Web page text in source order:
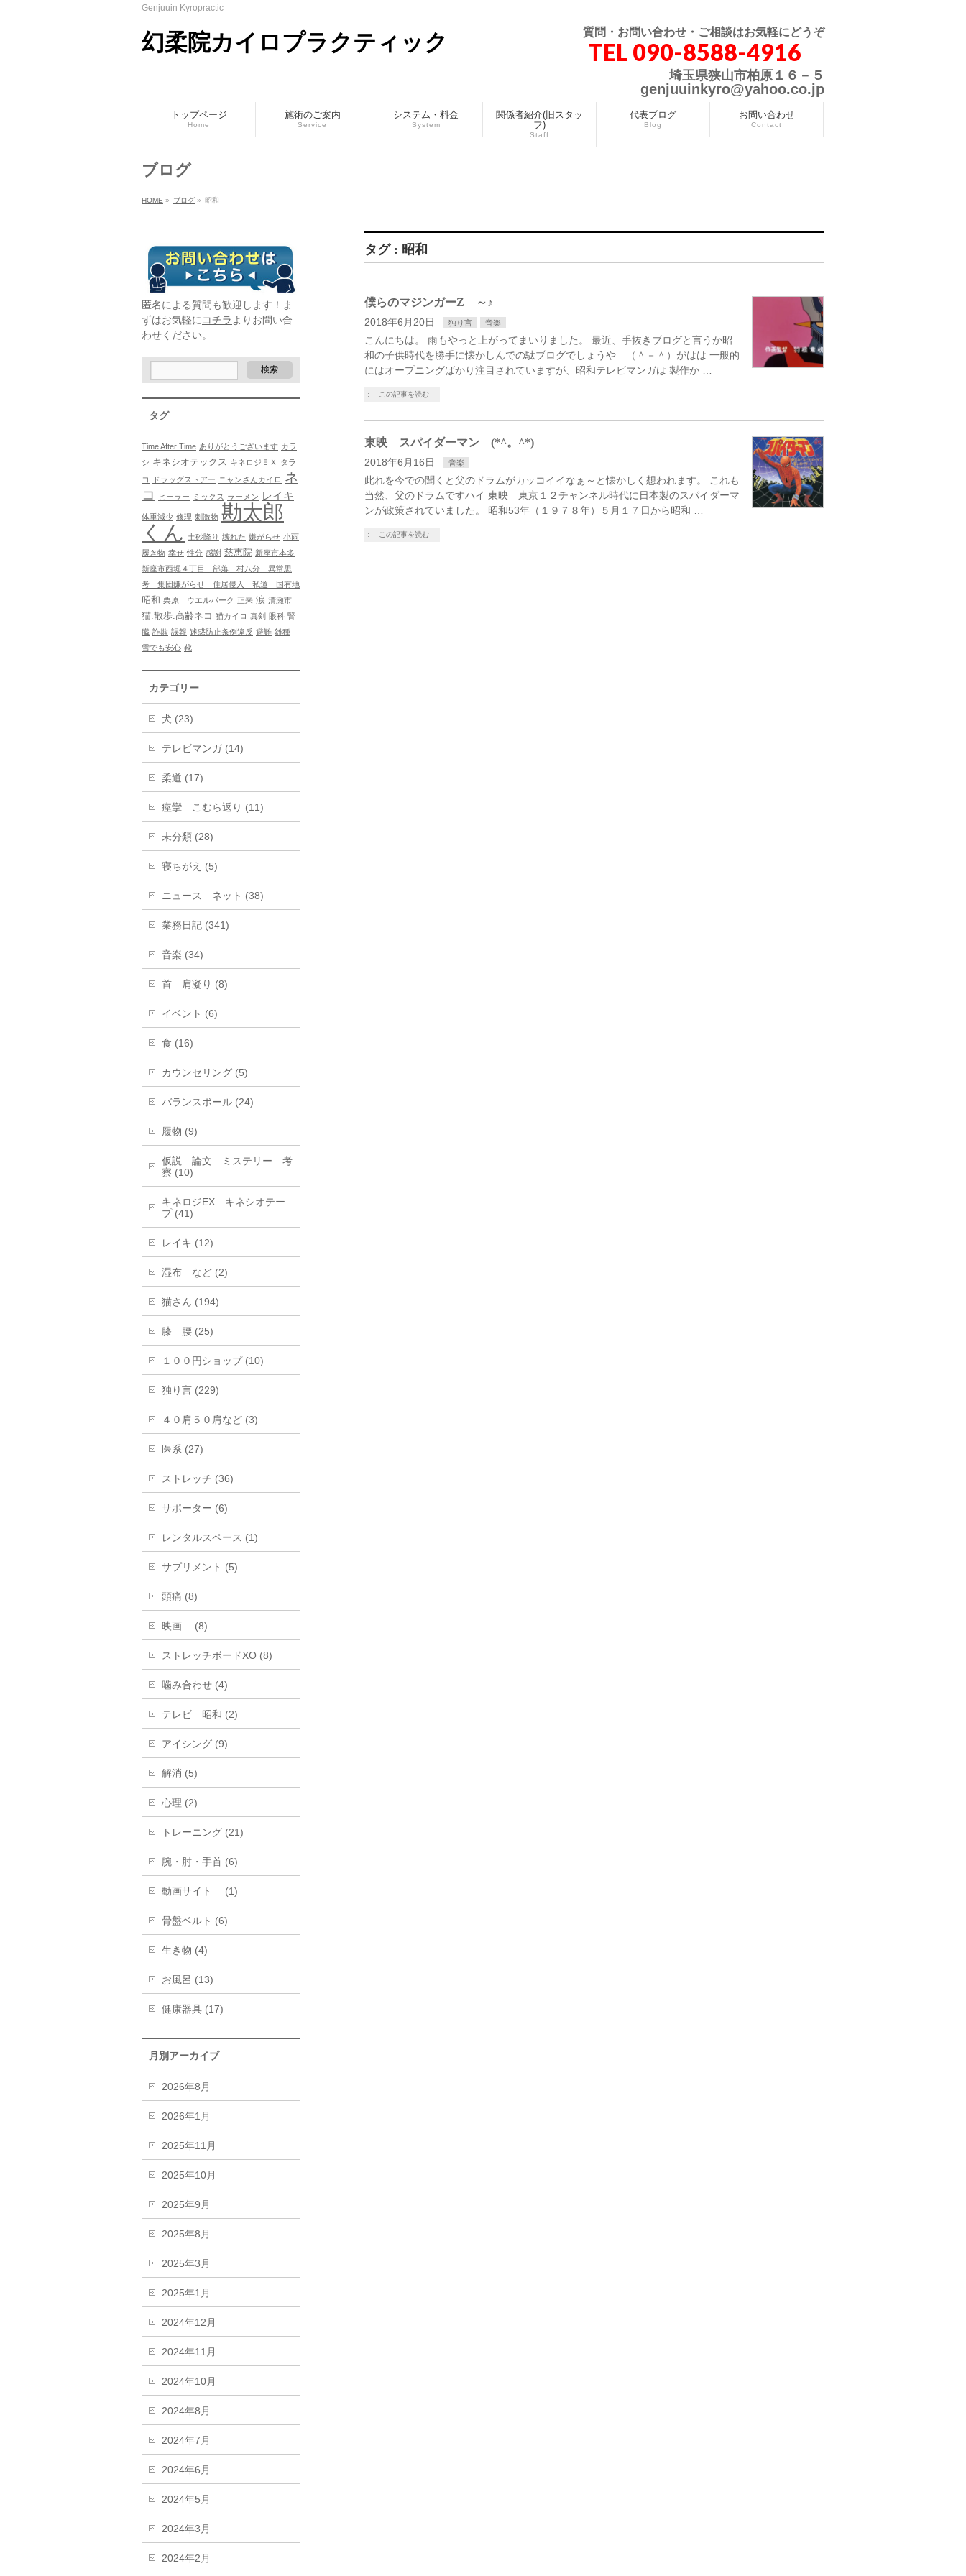
Genjuuin Kyropractic
幻柔院カイロプラクティック 質問・お問い合わせ・ご相談はお気軽にどうぞ
TEL 090-8588-4916
埼玉県狭山市柏原１６－５
genjuuinkyro@yahoo.co.jp
トップページ
Home
施術のご案内
Service
システム・料金
System
関係者紹介(旧スタッ
フ)
Staff
代表ブログ
Blog
お問い合わせ
Contact
ブログ
HOME » ブログ » 昭和
タグ : 昭和
僕らのマジンガーZ ～♪
2018年6月20日 独り言 音楽
こんにちは。 雨もやっと上がってまいりました。 最近、手抜きブログと言うか昭
和の子供時代を勝手に懐かしんでの駄ブログでしょうや （＾－＾）がはは 一般的
にはオープニングばかり注目されていますが、昭和テレビマンガは 製作か …
この記事を読む
東映 スパイダーマン (*^。^*)
2018年6月16日 音楽
此れを今での聞くと父のドラムがカッコイイなぁ～と懐かしく想われます。 これも
当然、父のドラムですハイ 東映 東京１２チャンネル時代に日本製のスパイダーマ
ンが政策されていました。 昭和53年（１９７８年）５月１７日から昭和 …
この記事を読む
匿名による質問も歓迎します！ま
ずはお気軽に コチラ よりお問い合
わせください。
タグ
Time After Time ありがとうございます カラ
シ キネシオテックス キネロジＥＸ
タラ
コ
ドラッグストアー ニャンさんカイロ ネ
コ
ヒーラー ミックス ラーメン レイキ
体重減少 修理 刺激物 勘太郎
くん
土砂降り 壊れた 嫌がらせ 小雨
履き物 幸せ 性分 感謝 慈恵院 新座市本多
新座市西堀４丁目 部落 村八分 異常思
考 集団嫌がらせ 住居侵入 私道 国有地
昭和 栗原 ウエルパーク 正来 涙 清瀬市
猫.散歩.高齢ネコ 猫カイロ 真剣 眼科 腎
臓 詐欺 誤報 迷惑防止条例違反 避難 雑種
雪でも安心 靴
カテゴリー
犬 (23)
テレビマンガ (14)
柔道 (17)
痙攣 こむら返り (11)
未分類 (28)
寝ちがえ (5)
ニュース ネット (38)
業務日記 (341)
音楽 (34)
首 肩凝り (8)
イベント (6)
食 (16)
カウンセリング (5)
バランスボール (24)
履物 (9)
仮説 論文 ミステリー 考
察 (10)
キネロジEX キネシオテー
プ (41)
レイキ (12)
湿布 など (2)
猫さん (194)
膝 腰 (25)
１００円ショップ (10)
独り言 (229)
４０肩５０肩など (3)
医系 (27)
ストレッチ (36)
サポーター (6)
レンタルスペース (1)
サプリメント (5)
頭痛 (8)
映画 (8)
ストレッチボードXO (8)
噛み合わせ (4)
テレビ 昭和 (2)
アイシング (9)
解消 (5)
心理 (2)
トレーニング (21)
腕・肘・手首 (6)
動画サイト (1)
骨盤ベルト (6)
生き物 (4)
お風呂 (13)
健康器具 (17)
月別アーカイブ
2026年8月
2026年1月
2025年11月
2025年10月
2025年9月
2025年8月
2025年3月
2025年1月
2024年12月
2024年11月
2024年10月
2024年8月
2024年7月
2024年6月
2024年5月
2024年3月
2024年2月